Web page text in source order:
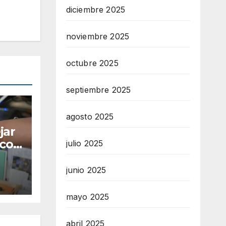
diciembre 2025
noviembre 2025
octubre 2025
septiembre 2025
agosto 2025
julio 2025
junio 2025
mayo 2025
abril 2025